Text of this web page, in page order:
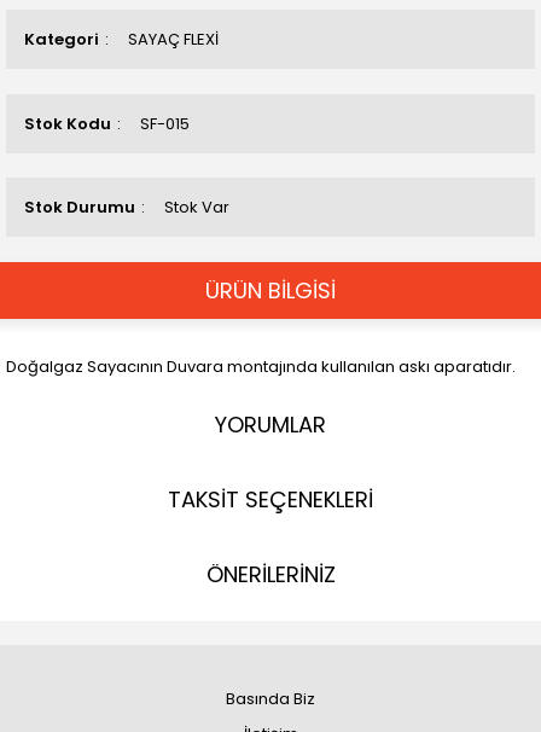
Kategori SAYAÇ FLEXİ
Stok Kodu SF-015
Stok Durumu Stok Var
ÜRÜN BİLGİSİ
Doğalgaz Sayacının Duvara montajında kullanılan askı aparatıdır.
YORUMLAR
TAKSİT SEÇENEKLERİ
ÖNERİLERİNİZ
Basında Biz